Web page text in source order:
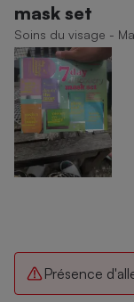
mask set
Soins du visage -
Présence